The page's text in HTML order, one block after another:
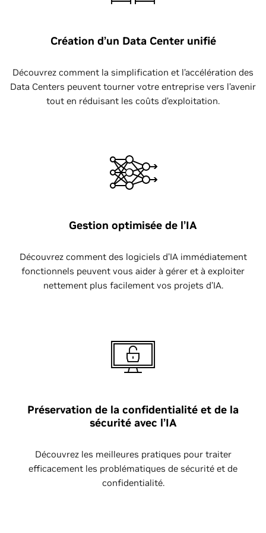
Création d’un Data Center unifié
Découvrez comment la simplification et l’accélération des
Data Centers peuvent tourner votre entreprise vers l’avenir
tout en réduisant les coûts d’exploitation.
Gestion optimisée de l’IA
Découvrez comment des logiciels d’IA immédiatement
fonctionnels peuvent vous aider à gérer et à exploiter
nettement plus facilement vos projets d’IA.
Préservation de la confidentialité et de la
sécurité avec l’IA
Découvrez les meilleures pratiques pour traiter
efficacement les problématiques de sécurité et de
confidentialité.